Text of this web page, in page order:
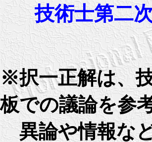
技術士第二
※択一正解は、
板での議論を参
異論や情報な